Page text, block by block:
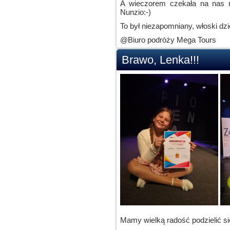
A wieczorem czekała na
Nunzio:-)
To był niezapomniany, włoski
@Biuro podróży Mega Tours
Brawo, Lenka!!!
Mamy wielką radość podzielić